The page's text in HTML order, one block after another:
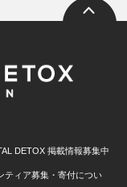
DETOX 掲載情報募集中
ティア募集・寄付につい